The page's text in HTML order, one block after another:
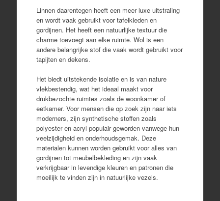
Linnen daarentegen heeft een meer luxe uitstraling
en wordt vaak gebruikt voor tafelkleden en
gordijnen. Het heeft een natuurlijke textuur die
charme toevoegt aan elke ruimte. Wol is een
andere belangrijke stof die vaak wordt gebruikt voor
tapijten en dekens.
Het biedt uitstekende isolatie en is van nature
vlekbestendig, wat het ideaal maakt voor
drukbezochte ruimtes zoals de woonkamer of
eetkamer. Voor mensen die op zoek zijn naar iets
moderners, zijn synthetische stoffen zoals
polyester en acryl populair geworden vanwege hun
veelzijdigheid en onderhoudsgemak. Deze
materialen kunnen worden gebruikt voor alles van
gordijnen tot meubelbekleding en zijn vaak
verkrijgbaar in levendige kleuren en patronen die
moeilijk te vinden zijn in natuurlijke vezels.